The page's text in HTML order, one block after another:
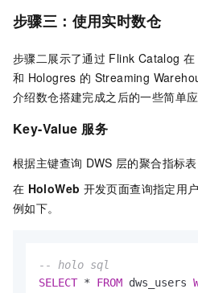
步骤三：使用实时数仓
步骤二展示了通过 Flink Catalog 在
和 Hologres 的 Streaming
介绍数仓搭建完成之后的一些简单应
Key-Value 服务
根据主键查询 DWS 层的聚合指标
在 HoloWeb 开发页面查询指定用
例如下。
-- holo sql
SELECT * FROM dws_users